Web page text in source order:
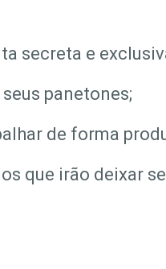
secreta e
panetones;
de forma
que irão deixar